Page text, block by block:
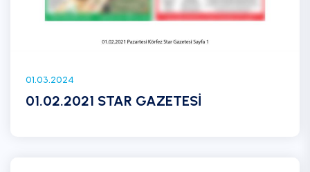
01.03.2024
01.02.2021 STAR GAZETESİ